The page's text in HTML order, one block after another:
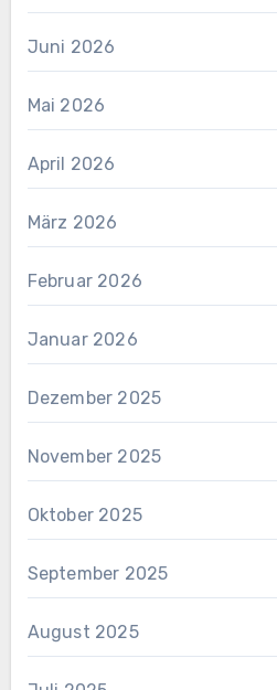
Juni 2026
Mai 2026
April 2026
März 2026
Februar 2026
Januar 2026
Dezember 2025
November 2025
Oktober 2025
September 2025
August 2025